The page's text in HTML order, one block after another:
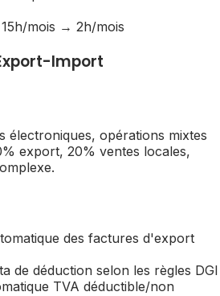
15h/mois → 2h/mois
Import
électroniques, opérations mixtes
export, 20% ventes locales,
des factures d'export
de déduction selon les règles DGI
TVA déductible/non